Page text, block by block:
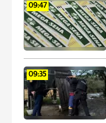
09:47
09:35